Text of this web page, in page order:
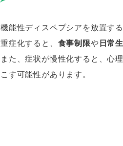
機能性ディスペプシアを放置す
重症化すると、 食事制限や 日常
また、症状が慢性化すると、心
こす可能性があります。